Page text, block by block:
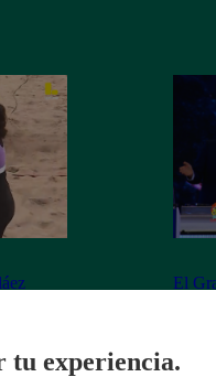
El
tu experiencia.